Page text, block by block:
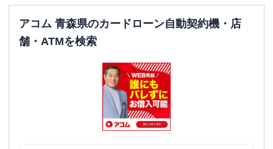
アコム 青森県のカードローン自動契約機・店
舗・ATMを検索